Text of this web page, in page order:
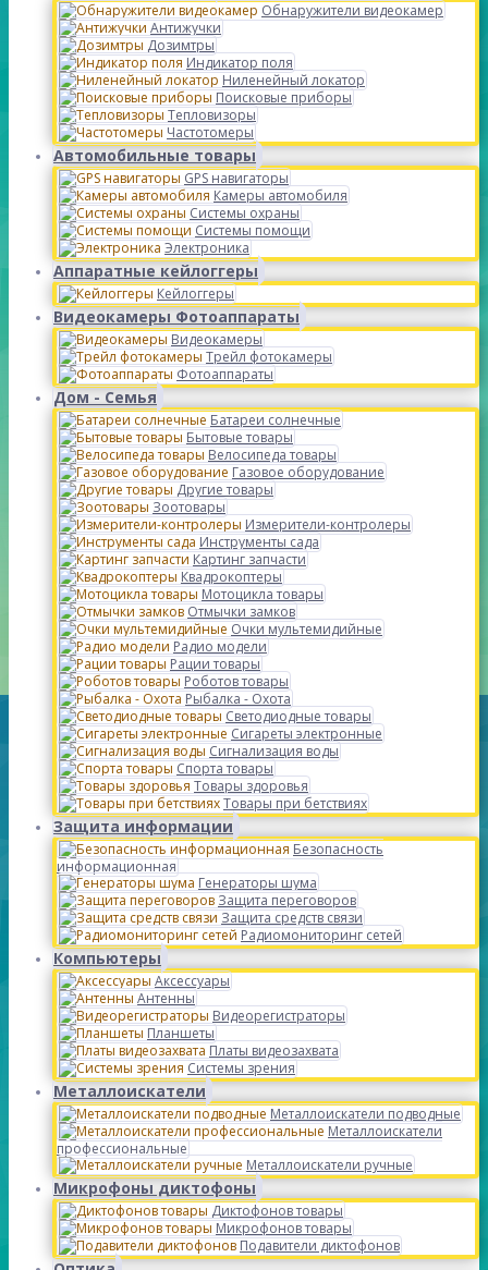
Обнаружители видеокамер
Антижучки
Дозимтры
Индикатор поля
Ниленейный локатор
Поисковые приборы
Тепловизоры
Частотомеры
Автомобильные товары
GPS навигаторы
Камеры автомобиля
Системы охраны
Системы помощи
Электроника
Аппаратные кейлоггеры
Кейлоггеры
Видеокамеры Фотоаппараты
Видеокамеры
Трейл фотокамеры
Фотоаппараты
Дом - Семья
Батареи солнечные
Бытовые товары
Велосипеда товары
Газовое оборудование
Другие товары
Зоотовары
Измерители-контролеры
Инструменты сада
Картинг запчасти
Квадрокоптеры
Мотоцикла товары
Отмычки замков
Очки мультемидийные
Радио модели
Рации товары
Роботов товары
Рыбалка - Охота
Светодиодные товары
Сигареты электронные
Сигнализация воды
Спорта товары
Товары здоровья
Товары при бетствиях
Защита информации
Безопасность
информационная
Генераторы шума
Защита переговоров
Защита средств связи
Радиомониторинг сетей
Компьютеры
Аксессуары
Антенны
Видеорегистраторы
Планшеты
Платы видеозахвата
Системы зрения
Металлоискатели
Металлоискатели подводные
Металлоискатели
профессиональные
Металлоискатели ручные
Микрофоны диктофоны
Диктофонов товары
Микрофонов товары
Подавители диктофонов